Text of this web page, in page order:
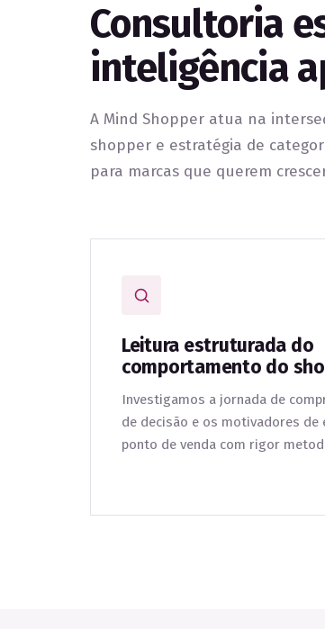
Consultoria
inteligência
A Mind Shopper atua na
shopper e estratégia de
para marcas que querem
Leitura estruturada do
comportamento do
Investigamos a jornada de
de decisão e os motivadores de
ponto de venda com rigor